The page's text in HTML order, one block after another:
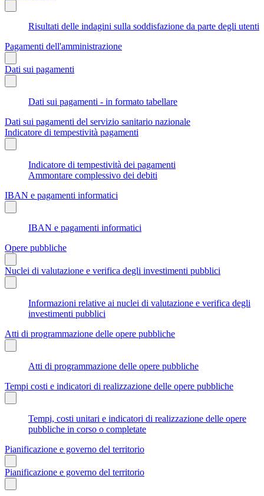
Risultati delle indagini sulla soddisfazione da parte degli utenti
Pagamenti dell'amministrazione
Dati sui pagamenti
Dati sui pagamenti - in formato tabellare
Dati sui pagamenti del servizio sanitario nazionale
Indicatore di tempestività pagamenti
Indicatore di tempestività dei pagamenti
Ammontare complessivo dei debiti
IBAN e pagamenti informatici
IBAN e pagamenti informatici
Opere pubbliche
Nuclei di valutazione e verifica degli investimenti pubblici
Informazioni relative ai nuclei di valutazione e verifica degli
investimenti pubblici
Atti di programmazione delle opere pubbliche
Atti di programmazione delle opere pubbliche
Tempi costi e indicatori di realizzazione delle opere pubbliche
Tempi, costi unitari e indicatori di realizzazione delle opere
pubbliche in corso o completate
Pianificazione e governo del territorio
Pianificazione e governo del territorio